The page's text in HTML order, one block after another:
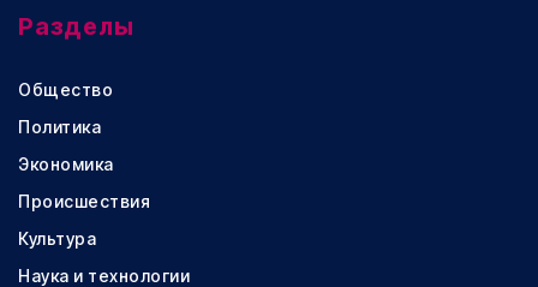
Разделы
Общество
Политика
Экономика
Происшествия
Культура
Наука и технологии